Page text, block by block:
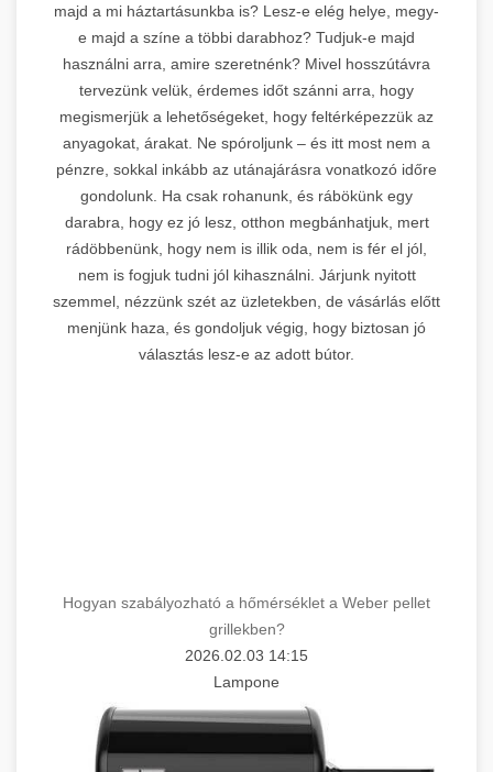
majd a mi háztartásunkba is? Lesz-e elég helye, megy-
e majd a színe a többi darabhoz? Tudjuk-e majd
használni arra, amire szeretnénk? Mivel hosszútávra
tervezünk velük, érdemes időt szánni arra, hogy
megismerjük a lehetőségeket, hogy feltérképezzük az
anyagokat, árakat. Ne spóroljunk – és itt most nem a
pénzre, sokkal inkább az utánajárásra vonatkozó időre
gondolunk. Ha csak rohanunk, és rábökünk egy
darabra, hogy ez jó lesz, otthon megbánhatjuk, mert
rádöbbenünk, hogy nem is illik oda, nem is fér el jól,
nem is fogjuk tudni jól kihasználni. Járjunk nyitott
szemmel, nézzünk szét az üzletekben, de vásárlás előtt
menjünk haza, és gondoljuk végig, hogy biztosan jó
választás lesz-e az adott bútor.
Hogyan szabályozható a hőmérséklet a Weber pellet
grillekben?
2026.02.03 14:15
Lampone